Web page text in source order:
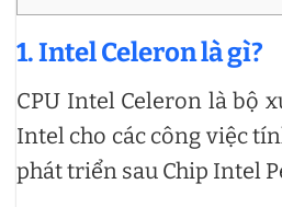
1. Intel Celeron là gì?
CPU Intel Celeron là bộ
Intel cho các công việc
phát triển sau Chip Intel